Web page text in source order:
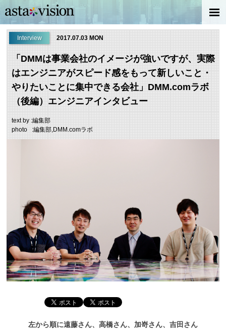
Interview 2017.07.03 MON
「DMMは事業会社のイメージが強いですが、実際
はエンジニアがスピード感をもって新しいこと・
やりたいことに集中できる会社」DMM.comラボ
（後編）エンジニアインタビュー
text by :編集部
photo :編集部,DMM.comラボ
左から順に遠藤さん、高橋さん、加嵜さん、吉田さん